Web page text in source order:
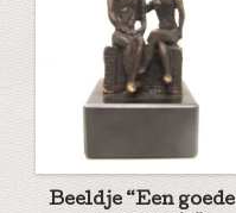
Beeldje “Een goede